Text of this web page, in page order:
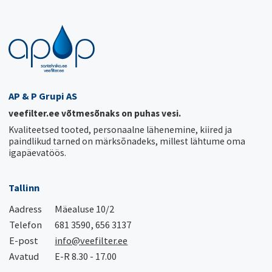
AP & P Grupi AS
veefilter.ee võtmesõnaks on puhas vesi.
Kvaliteetsed tooted, personaalne lähenemine, kiired ja
paindlikud tarned on märksõnadeks, millest lähtume oma
igapäevatöös.
Tallinn
Aadress
Mäealuse 10/2
Telefon
681 3590, 656 3137
E-post
info@veefilter.ee
Avatud
E-R 8.30 - 17.00